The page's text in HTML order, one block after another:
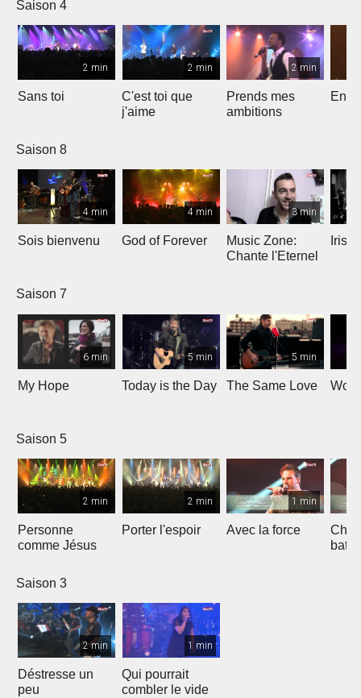
Saison 4
2 min
Sans toi
2 min
C'est toi que
j'aime
2 min
Prends mes
ambitions
Saison 8
4 min
Sois bienvenu
4 min
God of Forever
3 min
Music Zone:
Chante l'Eternel
Irish
Saison 7
6 min
My Hope
5 min
Today is the Day
5 min
The Same Love
Saison 5
2 min
Personne
comme Jésus
2 min
Porter l'espoir
1 min
Avec la force
Saison 3
2 min
Déstresse un
peu
1 min
Qui pourrait
combler le vide